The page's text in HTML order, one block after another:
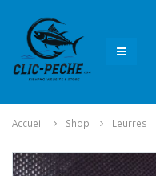
Accueil Shop Leurres